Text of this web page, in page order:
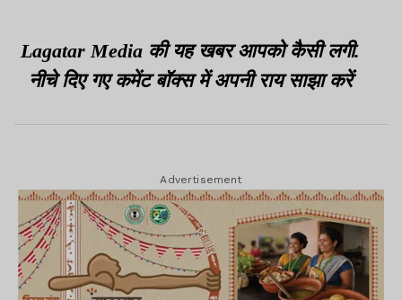
Lagatar Media की यह खबर आपको कैसी लगी.
नीचे दिए गए कमेंट बॉक्स में अपनी राय साझा करें
Advertisement